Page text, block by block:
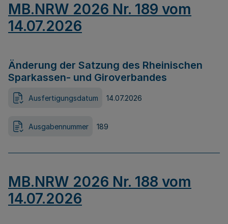
MB.NRW 2026 Nr. 189 vom
14.07.2026
Änderung der Satzung des Rheinischen
Sparkassen- und Giroverbandes
Ausfertigungsdatum 14.07.2026
Ausgabennummer 189
MB.NRW 2026 Nr. 188 vom
14.07.2026